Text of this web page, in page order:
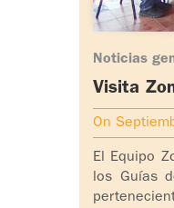
Noticias
Visita
On
El Equipo
los Guías